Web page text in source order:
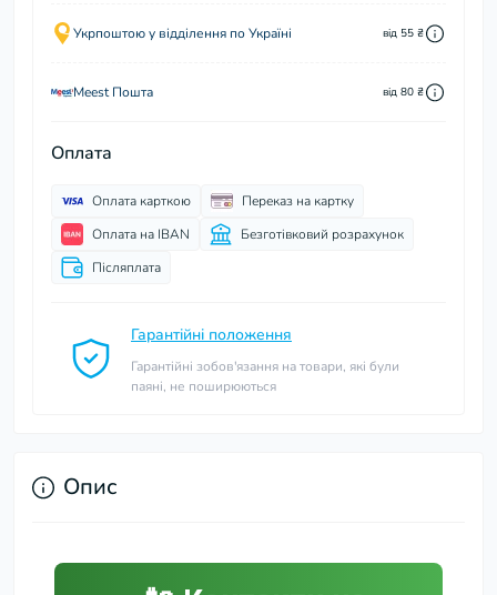
Укрпоштою у відділення по Україні від 55 ₴
Meest Пошта від 80 ₴
Оплата
Оплата карткою
Переказ на картку
Оплата на IBAN
Безготівковий розрахунок
Післяплата
Гарантійні положення
Гарантійні зобов'язання на товари, які були
паяні, не поширюються
Опис